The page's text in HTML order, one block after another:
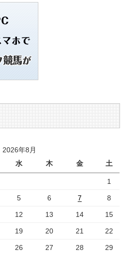
2026年8月
水 木 金 土
1
5 6 7 8
12 13 14 15
19 20 21 22
26 27 28 29